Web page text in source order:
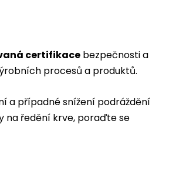
certifikace bezpečnosti a
procesů a produktů.
a případné snížení podráždění
na ředění krve, poraďte se